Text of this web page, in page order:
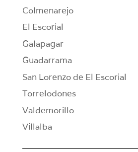
Colmenarejo
El Escorial
Galapagar
Guadarrama
San Lorenzo de El Escorial
Torrelodones
Valdemorillo
Villalba